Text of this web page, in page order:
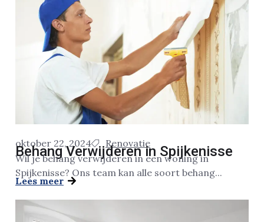
oktober 22, 2024 Renovatie
Behang Verwijderen in Spijkenisse
Wil je behang verwijderen in een woning in
Spijkenisse? Ons team kan alle soort behang...
Lees meer